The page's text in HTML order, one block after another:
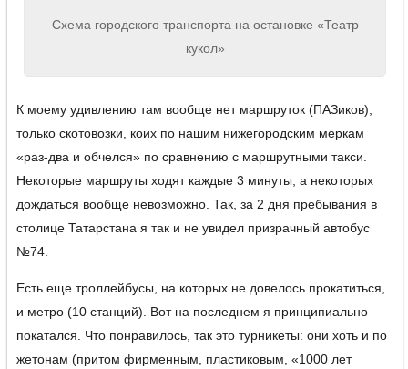
Схема городского транспорта на остановке «Театр
кукол»
К моему удивлению там вообще нет маршруток (ПАЗиков),
только скотовозки, коих по нашим нижегородским меркам
«раз-два и обчелся» по сравнению с маршрутными такси.
Некоторые маршруты ходят каждые 3 минуты, а некоторых
дождаться вообще невозможно. Так, за 2 дня пребывания в
столице Татарстана я так и не увидел призрачный автобус
№74.
Есть еще троллейбусы, на которых не довелось прокатиться,
и метро (10 станций). Вот на последнем я принципиально
покатался. Что понравилось, так это турникеты: они хоть и по
жетонам (притом фирменным, пластиковым, «1000 лет